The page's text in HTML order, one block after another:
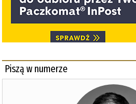
Piszą w numerze